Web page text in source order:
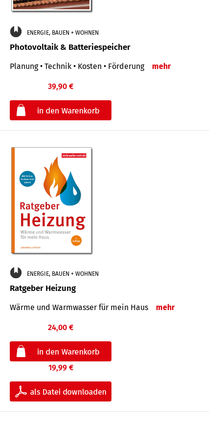
ENERGIE, BAUEN + WOHNEN
Photovoltaik & Batteriespeicher
Planung • Technik • Kosten • Förderung mehr
39,90 €
ENERGIE, BAUEN + WOHNEN
Ratgeber Heizung
Wärme und Warmwasser für mein Haus mehr
24,00 €
19,99 €